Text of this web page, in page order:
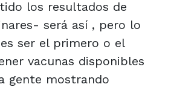
los resultados de
será así , pero lo
ser el primero o el
vacunas disponibles
gente mostrando